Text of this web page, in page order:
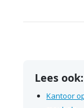
Lees ook:
Kantoor